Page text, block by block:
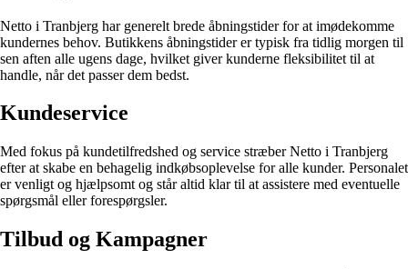
Netto i Tranbjerg har generelt brede åbningstider for at imødekomme
kundernes behov. Butikkens åbningstider er typisk fra tidlig morgen til
sen aften alle ugens dage, hvilket giver kunderne fleksibilitet til at
handle, når det passer dem bedst.
Kundeservice
Med fokus på kundetilfredshed og service stræber Netto i Tranbjerg
efter at skabe en behagelig indkøbsoplevelse for alle kunder. Personalet
er venligt og hjælpsomt og står altid klar til at assistere med eventuelle
spørgsmål eller forespørgsler.
Tilbud og Kampagner